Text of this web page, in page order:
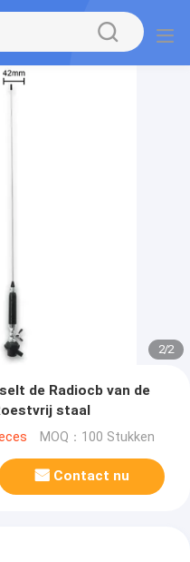
2/2
de Radiocb van de
staal
MOQ：100 Stukken
Contact nu